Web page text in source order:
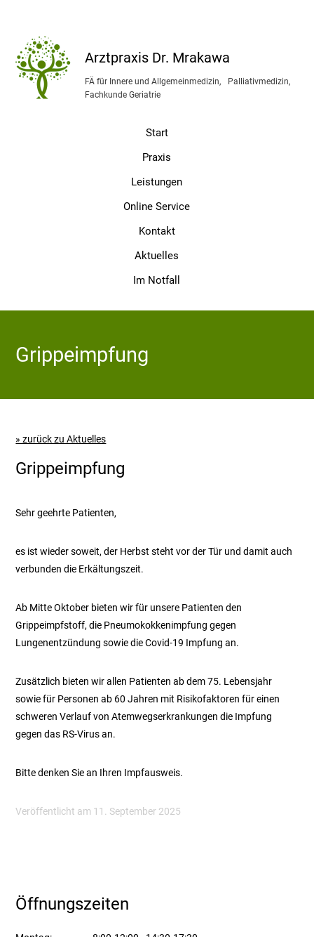
Arztpraxis Dr. Mrakawa
FÄ für Innere und Allgemeinmedizin, Palliativmedizin,
Fachkunde Geriatrie
Start
Praxis
Leistungen
Online Service
Kontakt
Aktuelles
Im Notfall
Grippeimpfung
» zurück zu Aktuelles
Grippeimpfung
Sehr geehrte Patienten,
es ist wieder soweit, der Herbst steht vor der Tür und damit auch
verbunden die Erkältungszeit.
Ab Mitte Oktober bieten wir für unsere Patienten den
Grippeimpfstoff, die Pneumokokkenimpfung gegen
Lungenentzündung sowie die Covid-19 Impfung an.
Zusätzlich bieten wir allen Patienten ab dem 75. Lebensjahr
sowie für Personen ab 60 Jahren mit Risikofaktoren für einen
schweren Verlauf von Atemwegserkrankungen die Impfung
gegen das RS-Virus an.
Bitte denken Sie an Ihren Impfausweis.
Veröffentlicht am 11. September 2025
Öffnungszeiten